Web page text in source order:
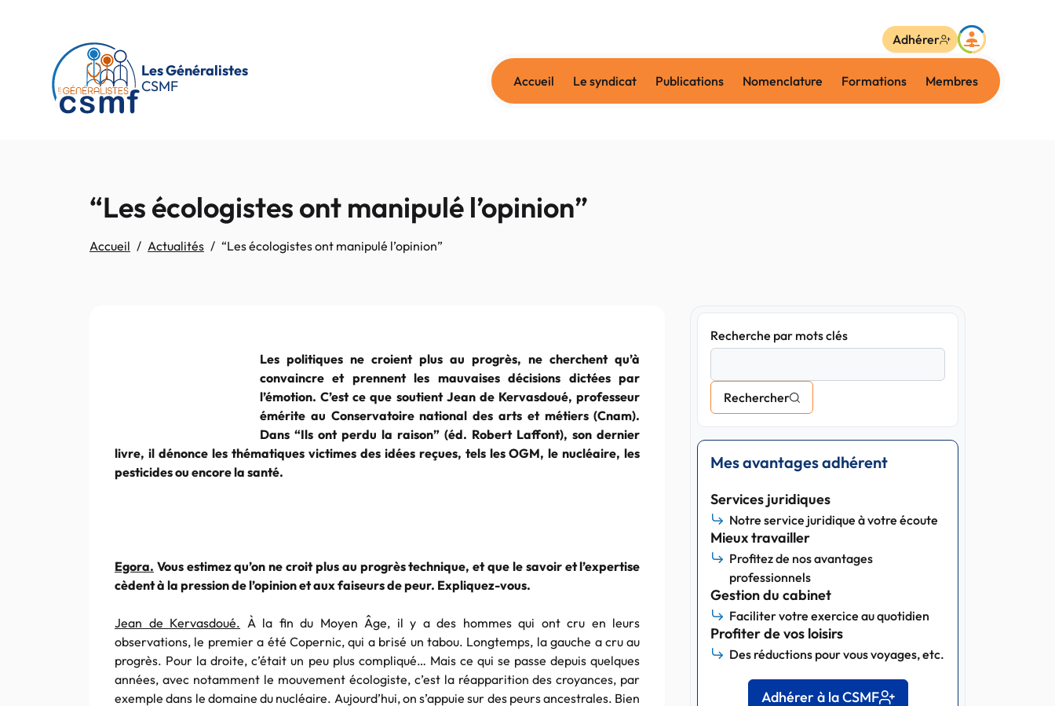
Les Généralistes
CSMF
Accueil Le syndicat Publications Nomenclature Formations Membres
Adhérer
“Les écologistes ont manipulé l’opinion”
Accueil Actualités “Les écologistes ont manipulé l’opinion”
Les politiques ne croient plus au progrès, ne cherchent qu’à
convaincre et prennent les mauvaises décisions dictées par
l’émotion. C’est ce que soutient Jean de Kervasdoué, professeur
émérite au Conservatoire national des arts et métiers (Cnam).
Dans “Ils ont perdu la raison” (éd. Robert Laffont), son dernier
livre, il dénonce les thématiques victimes des idées reçues, tels les OGM, le nucléaire, les
pesticides ou encore la santé.
Egora. Vous estimez qu’on ne croit plus au progrès technique, et que le savoir et l’expertise
cèdent à la pression de l’opinion et aux faiseurs de peur. Expliquez-vous.
Jean de Kervasdoué. À la fin du Moyen Âge, il y a des hommes qui ont cru en leurs
observations, le premier a été Copernic, qui a brisé un tabou. Longtemps, la gauche a cru au
progrès. Pour la droite, c’était un peu plus compliqué… Mais ce qui se passe depuis quelques
années, avec notamment le mouvement écologiste, c’est la réapparition des croyances, par
exemple dans le domaine du nucléaire. Aujourd’hui, on s’appuie sur des peurs ancestrales. Bien
Recherche par mots clés
Rechercher
Mes avantages adhérent
Services juridiques
Notre service juridique à votre écoute
Mieux travailler
Profitez de nos avantages
professionnels
Gestion du cabinet
Faciliter votre exercice au quotidien
Profiter de vos loisirs
Des réductions pour vous voyages, etc.
Adhérer à la CSMF